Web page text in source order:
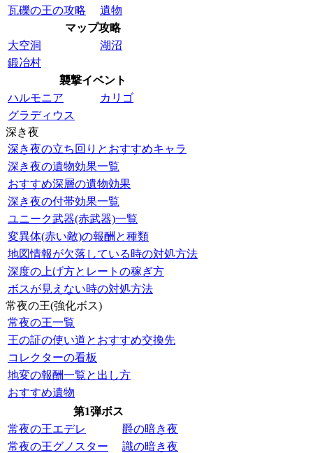
瓦礫の王の攻略
遺物
マップ攻略
大空洞
湖沼
鍛冶村
襲撃イベント
ハルモニア
カリゴ
グラディウス
深き夜
深き夜の立ち回りとおすすめキャラ
深き夜の遺物効果一覧
おすすめ深層の遺物効果
深き夜の付帯効果一覧
ユニーク武器(赤武器)一覧
変異体(赤い敵)の報酬と種類
地図情報が欠落している時の対処方法
深度の上げ方とレートの稼ぎ方
ボスが見えない時の対処方法
常夜の王(強化ボス)
常夜の王一覧
王の証の使い道とおすすめ交換先
コレクターの看板
地変の報酬一覧と出し方
おすすめ遺物
第1弾ボス
常夜の王エデレ
爵の暗き夜
常夜の王グノスター
識の暗き夜